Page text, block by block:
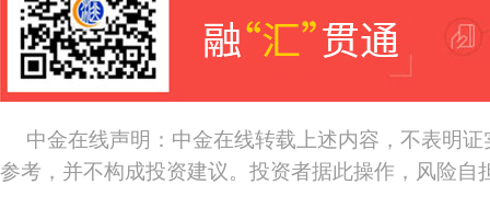
中金在线声明：中金在线转载上述内容，不表明
参考，并不构成投资建议。投资者据此操作，风险自